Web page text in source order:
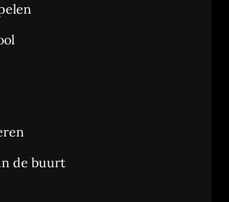
de buurt